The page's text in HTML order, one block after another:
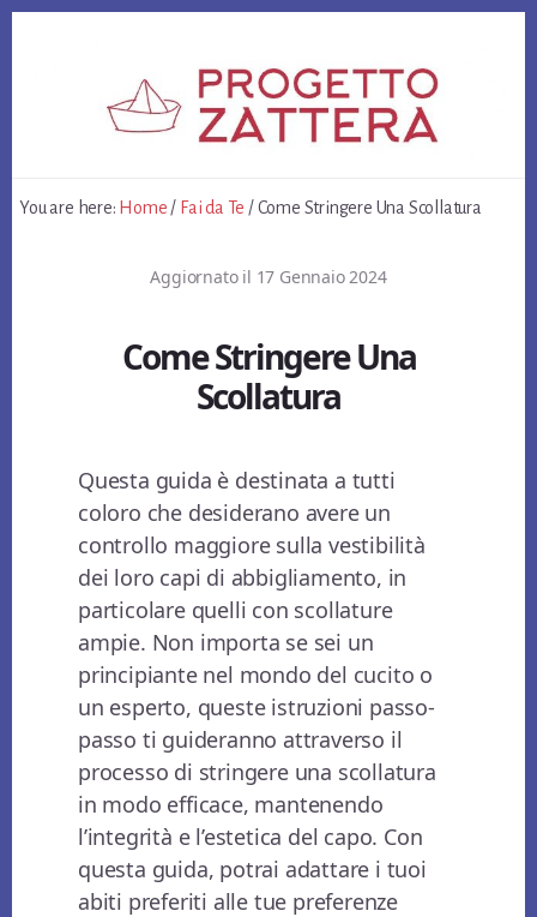
You are here: Home / Fai da Te /Come Stringere Una Scollatura
Aggiornato il 17 Gennaio 2024
Come Stringere Una
Scollatura
Questa guida è destinata a tutti
coloro che desiderano avere un
controllo maggiore sulla vestibilità
dei loro capi di abbigliamento, in
particolare quelli con scollature
ampie. Non importa se sei un
principiante nel mondo del cucito o
un esperto, queste istruzioni passo-
passo ti guideranno attraverso il
processo di stringere una scollatura
in modo efficace, mantenendo
l’integrità e l’estetica del capo. Con
questa guida, potrai adattare i tuoi
abiti preferiti alle tue preferenze